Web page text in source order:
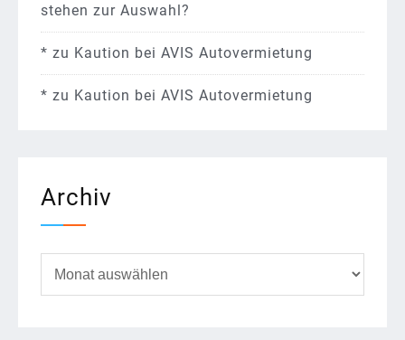
stehen zur Auswahl?
* zu Kaution bei AVIS Autovermietung
* zu Kaution bei AVIS Autovermietung
Archiv